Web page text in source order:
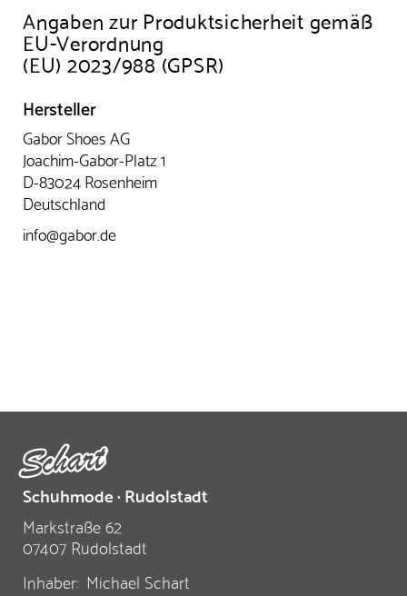
Angaben zur Produktsicherheit gemäß
EU-Verordnung
(EU) 2023/988 (GPSR)
Hersteller
Gabor Shoes AG
Joachim-Gabor-Platz 1
D-83024 Rosenheim
Deutschland
info@gabor.de
Schuhmode · Rudolstadt
Markstraße 62
07407 Rudolstadt
Inhaber: Michael Schart